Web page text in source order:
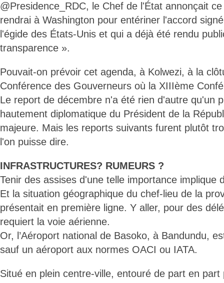
@Presidence_RDC, le Chef de l'État annonçait
rendrai à Washington pour entériner l'accord
l'égide des États-Unis et qui a déjà été rendu
transparence ».
Pouvait-on prévoir cet agenda, à Kolwezi, à la
Conférence des Gouverneurs où la XIIIème
Le report de décembre n'a été rien d'autre qu'un
hautement diplomatique du Président de la
majeure. Mais les reports suivants furent plutôt
l'on puisse dire.
INFRASTRUCTURES? RUMEURS ?
Tenir des assises d'une telle importance implique
Et la situation géographique du chef-lieu de la
présentait en première ligne. Y aller, pour des
requiert la voie aérienne.
Or, l’Aéroport national de Basoko, à Bandundu,
sauf un aéroport aux normes OACI ou IATA.
Situé en plein centre-ville, entouré de part en